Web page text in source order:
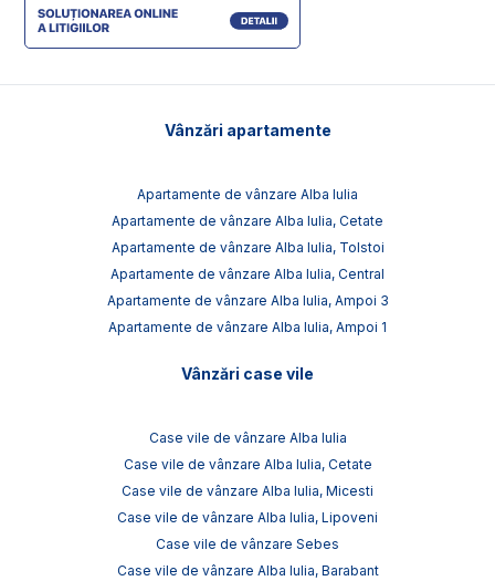
Vânzări apartamente
Apartamente de vânzare Alba Iulia
Apartamente de vânzare Alba Iulia, Cetate
Apartamente de vânzare Alba Iulia, Tolstoi
Apartamente de vânzare Alba Iulia, Central
Apartamente de vânzare Alba Iulia, Ampoi 3
Apartamente de vânzare Alba Iulia, Ampoi 1
Vânzări case vile
Case vile de vânzare Alba Iulia
Case vile de vânzare Alba Iulia, Cetate
Case vile de vânzare Alba Iulia, Micesti
Case vile de vânzare Alba Iulia, Lipoveni
Case vile de vânzare Sebes
Case vile de vânzare Alba Iulia, Barabant